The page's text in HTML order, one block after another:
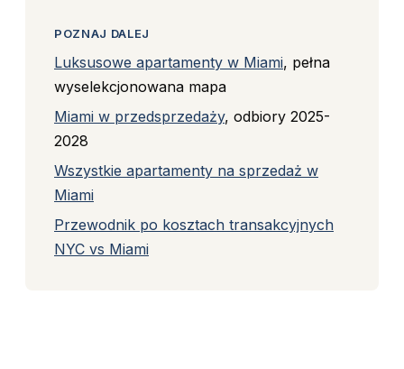
POZNAJ DALEJ
Luksusowe apartamenty w Miami, pełna
wyselekcjonowana mapa
Miami w przedsprzedaży, odbiory 2025-
2028
Wszystkie apartamenty na sprzedaż w
Miami
Przewodnik po kosztach transakcyjnych
NYC vs Miami